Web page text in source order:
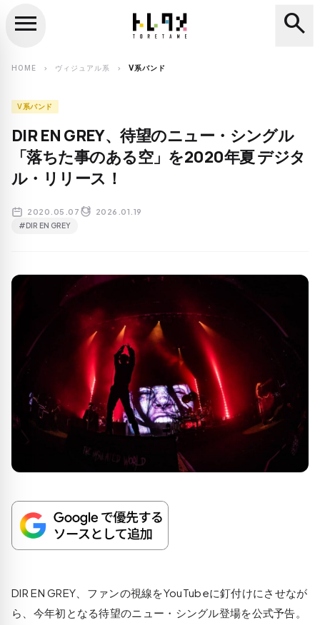
search
menu search
HOME chevron_right ヴィジュアル系 chevron_right V系バンド
V系バンド
DIR EN GREY、待望のニュー・シングル
「落ちた事のある空」を2020年夏 デジタ
ル・リリース！
2020.05.07 2026.01.19
#DIR EN GREY
DIR EN GREY、ファンの視線をYouTubeに釘付けにさせなが
ら、今年初となる待望のニュー・シングル登場を公式予告。